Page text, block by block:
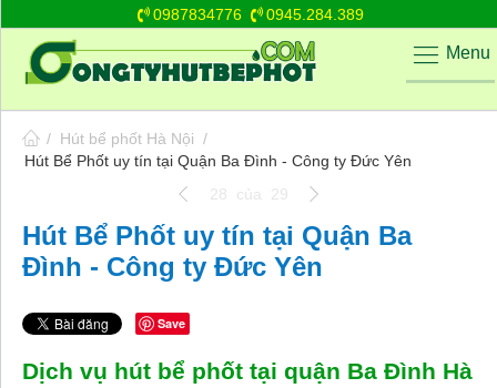
0987834776 0945.284.389
Menu
/ Hút bể phốt Hà Nội /
Hút Bể Phốt uy tín tại Quận Ba Đình - Công ty Đức Yên
28
của 29
Hút Bể Phốt uy tín tại Quận Ba
Đình - Công ty Đức Yên
Save
Dịch vụ hút bể phốt tại quận Ba Đình Hà